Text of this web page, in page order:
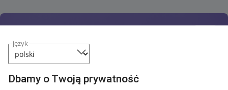
język
Dbamy o Twoją prywatność